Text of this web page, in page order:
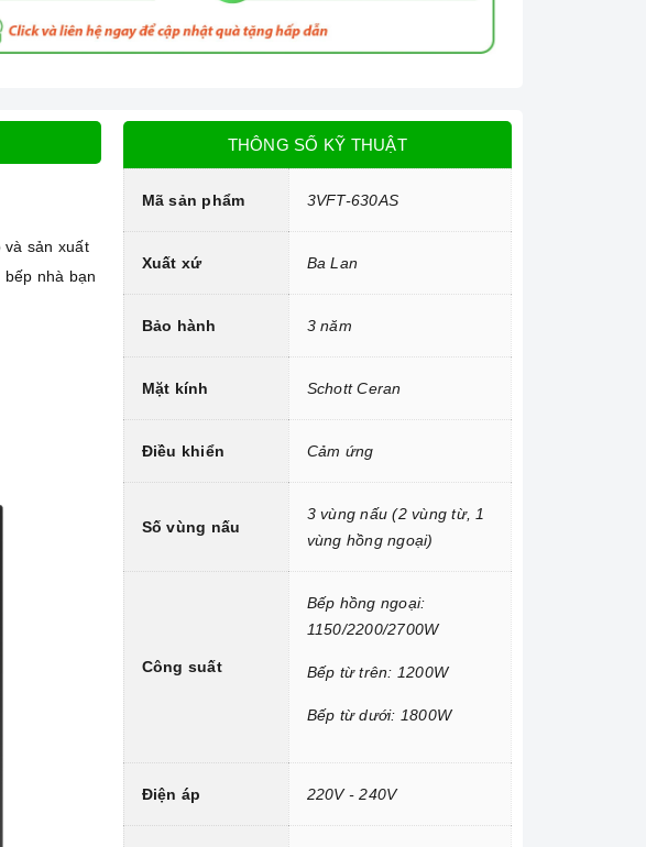
sản xuất
nhà bạn
THÔNG SỐ KỸ THUẬT
Mã sản phẩm 3VFT-630AS
Xuất xứ Ba Lan
Bảo hành 3 năm
Mặt kính Schott Ceran
Điều khiển Cảm ứng
Số vùng nấu
3 vùng nấu (2 vùng từ, 1
vùng hồng ngoại)
Công suất
Bếp hồng ngoại:
1150/2200/2700W
Bếp từ trên: 1200W
Bếp từ dưới: 1800W
Điện áp 220V - 240V